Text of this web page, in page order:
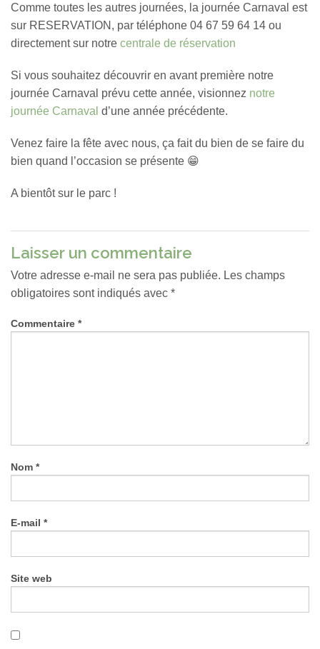
Comme toutes les autres journées, la journée Carnaval est
sur RESERVATION, par téléphone 04 67 59 64 14 ou
directement sur notre centrale de réservation
Si vous souhaitez découvrir en avant première notre
journée Carnaval prévu cette année, visionnez notre
journée Carnaval d’une année précédente.
Venez faire la fête avec nous, ça fait du bien de se faire du
bien quand l’occasion se présente 😁
A bientôt sur le parc !
Laisser un commentaire
Votre adresse e-mail ne sera pas publiée. Les champs
obligatoires sont indiqués avec *
Commentaire *
Nom *
E-mail *
Site web